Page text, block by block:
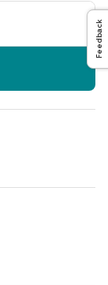
Feedback